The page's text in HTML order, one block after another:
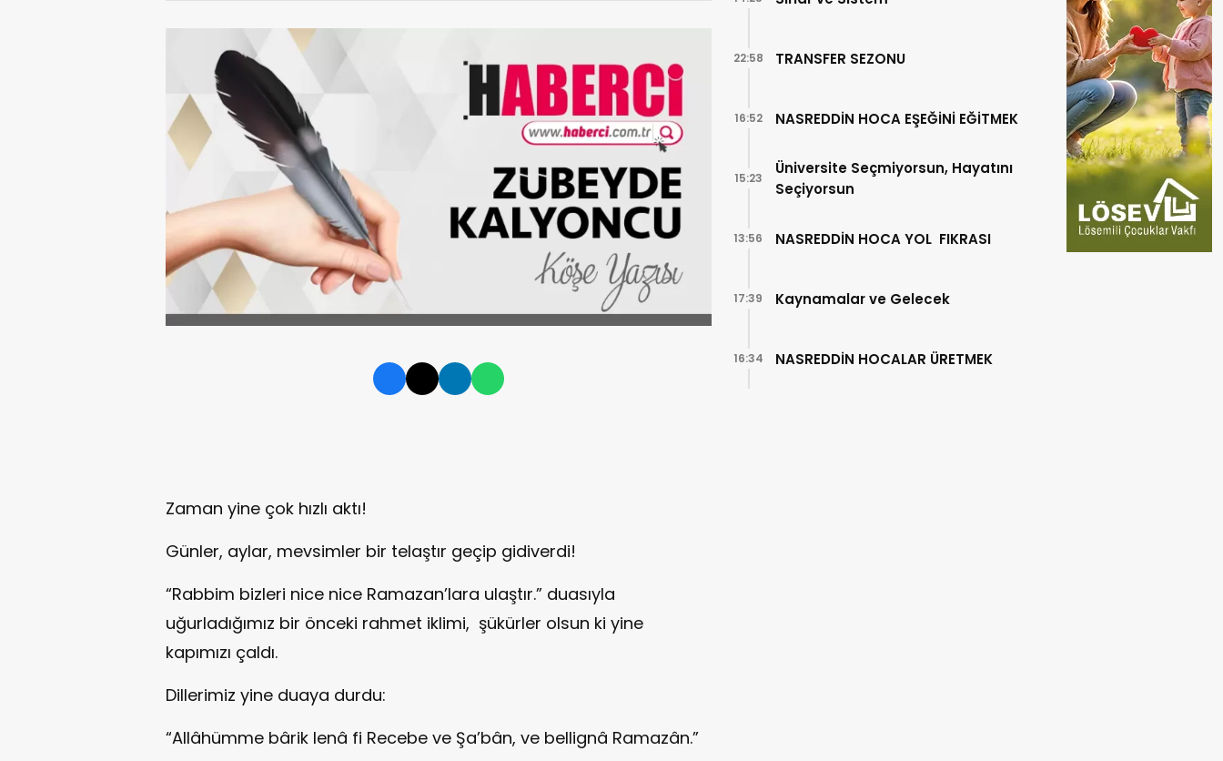
Zaman yine çok hızlı aktı!
Günler, aylar, mevsimler bir telaştır geçip gidiverdi!
“Rabbim bizleri nice nice Ramazan’lara ulaştır.” duasıyla
uğurladığımız bir önceki rahmet iklimi, şükürler olsun ki yine
kapımızı çaldı.
Dillerimiz yine duaya durdu:
“Allâhümme bârik lenâ fi Recebe ve Şa’bân, ve bellignâ Ramazân.”
TRANSFER SEZONU
22:58
NASREDDİN HOCA EŞEĞİNİ EĞİTMEK
16:52
Üniversite Seçmiyorsun, Hayatını
Seçiyorsun
15:23
NASREDDİN HOCA YOL FIKRASI
13:56
Kaynamalar ve Gelecek
17:39
NASREDDİN HOCALAR ÜRETMEK
16:34